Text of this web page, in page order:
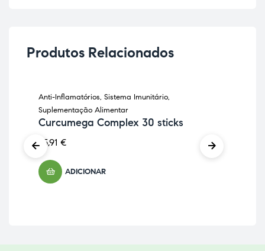
Produtos Relacionados
Anti-Inflamatórios, Sistema Imunitário,
Suplementação Alimentar
Curcumega Complex 30 sticks
25,91 €
ADICIONAR